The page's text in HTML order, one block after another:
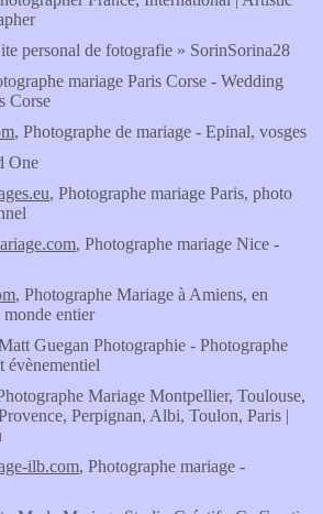
personal de fotografie » SorinSorina28
mariage Paris Corse - Wedding
Corse
, Photographe de mariage - Epinal, vosges
One
, Photographe mariage Paris, photo
, Photographe mariage Nice -
, Photographe Mariage à Amiens, en
monde entier
Guegan Photographie - Photographe
évènementiel
Mariage Montpellier, Toulouse,
Perpignan, Albi, Toulon, Paris |
ilb.com, Photographe mariage -